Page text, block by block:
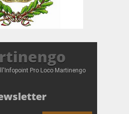
Pro Loco Martinengo